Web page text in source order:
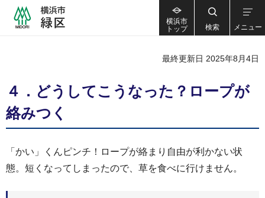
横浜市
トップ
検索 メニュー
最終更新日 2025年8月4日
４．どうしてこうなった？ロープが
絡みつく
「かい」くんピンチ！ロープが絡まり自由が利かない状
態。短くなってしまったので、草を食べに行けません。